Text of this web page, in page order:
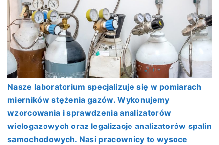
Nasze laboratorium specjalizuje się w pomiarach
mierników stężenia gazów. Wykonujemy
wzorcowania i sprawdzenia analizatorów
wielogazowych oraz legalizacje analizatorów spalin
samochodowych. Nasi pracownicy to wysoce